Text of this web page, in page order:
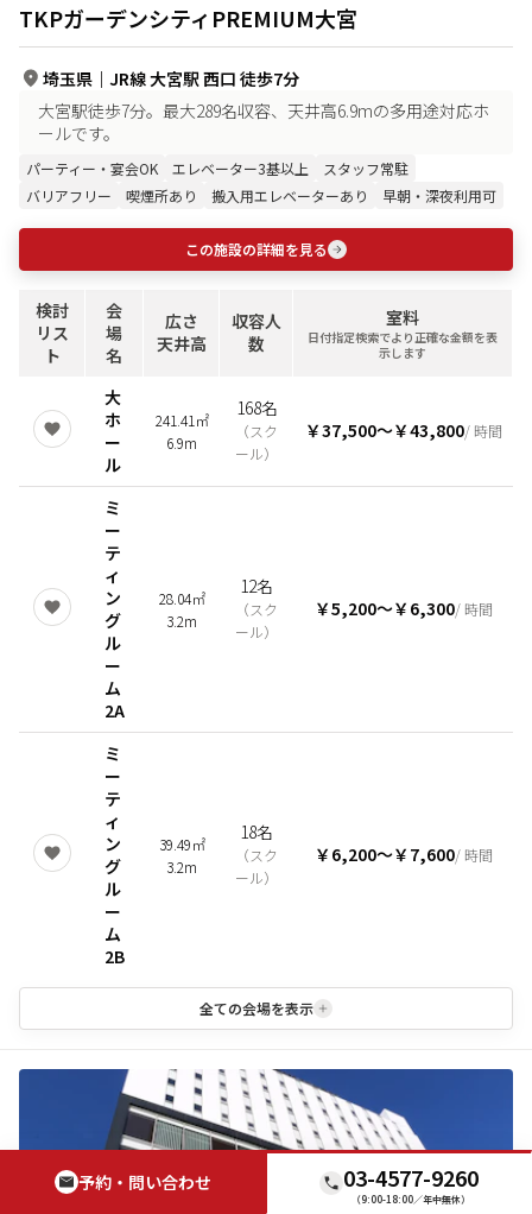
TKPガーデンシティPREMIUM大宮
埼玉県 ｜ JR線 大宮駅 西口 徒歩7分
大宮駅徒歩7分。最大289名収容、天井高6.9mの多用途対応ホ
ールです。
パーティー・宴会OK エレベーター3基以上
スタッフ常駐
バリアフリー
喫煙所あり 搬入用エレベーターあり 早朝・深夜利用可
この施設の詳細を見る
検討
リス
ト
会
場
名
広さ
天井高
収容人
数
室料
日付指定検索でより正確な金額を表
示します
大
ホ
ー
ル
241.41㎡
6.9m
168名
（スク
ール）
￥37,500〜￥43,800/ 時間
ミ
ー
テ
ィ
ン
グ
ル
ー
ム
2A
28.04㎡
3.2m
12名
（スク
ール）
￥5,200〜￥6,300/ 時間
ミ
ー
テ
ィ
ン
グ
ル
ー
ム
2B
39.49㎡
3.2m
18名
（スク
ール）
￥6,200〜￥7,600/ 時間
全ての会場を表示
予約・問い合わせ 03-4577-9260
（9:00-18:00／年中無休）